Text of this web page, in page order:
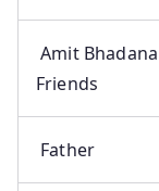
Amit Bhadana
Friends
Father